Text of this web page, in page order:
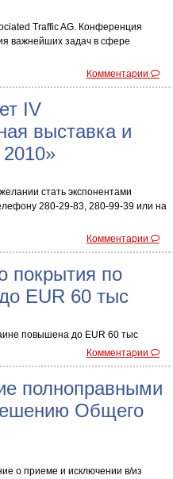
Traffic AG. Конференция
важнейших задач в сфере
Комментарии
IV
выставка и
2010»
стать экспонентами
280-29-83, 280-99-39 или на
Комментарии
покрытия по
EUR 60 тыс
повышена до EUR 60 тыс
Комментарии
полноправными
Общего
о приеме и исключении в/из